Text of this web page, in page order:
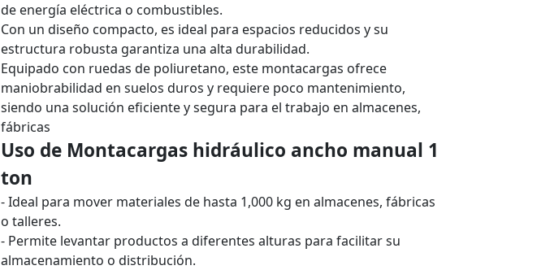
de energía eléctrica o combustibles.
Con un diseño compacto, es ideal para espacios reducidos y su
estructura robusta garantiza una alta durabilidad.
Equipado con ruedas de poliuretano, este montacargas ofrece
maniobrabilidad en suelos duros y requiere poco mantenimiento,
siendo una solución eficiente y segura para el trabajo en almacenes,
fábricas
Uso de Montacargas hidráulico ancho manual 1
ton
- Ideal para mover materiales de hasta 1,000 kg en almacenes, fábricas
o talleres.
- Permite levantar productos a diferentes alturas para facilitar su
almacenamiento o distribución.